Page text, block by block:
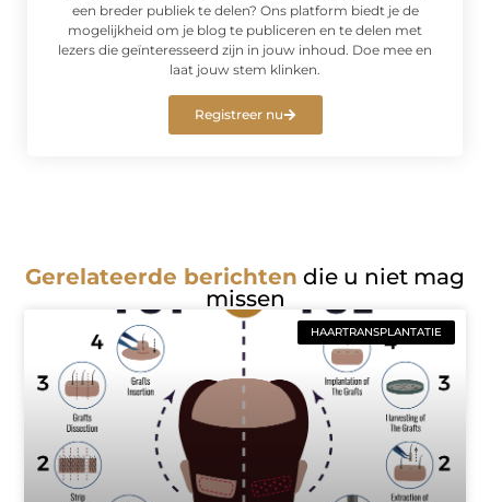
een breder publiek te delen? Ons platform biedt je de
mogelijkheid om je blog te publiceren en te delen met
lezers die geïnteresseerd zijn in jouw inhoud. Doe mee en
laat jouw stem klinken.
Registreer nu
Gerelateerde berichten die u niet mag
missen
HAARTRANSPLANTATIE